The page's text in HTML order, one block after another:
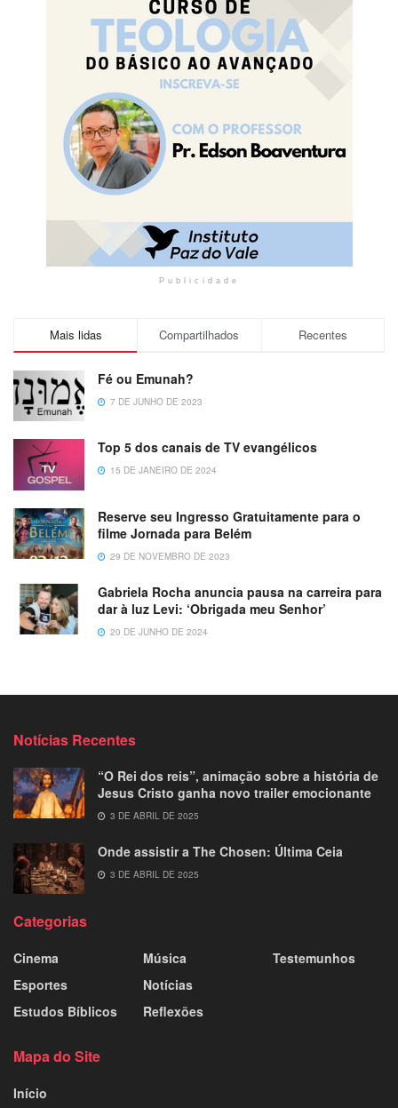
Publicidade
Mais lidas Compartilhados Recentes
Fé ou Emunah?
7 DE JUNHO DE 2023
Top 5 dos canais de TV evangélicos
15 DE JANEIRO DE 2024
Reserve seu Ingresso Gratuitamente para o
filme Jornada para Belém
29 DE NOVEMBRO DE 2023
Gabriela Rocha anuncia pausa na carreira para
dar à luz Levi: ‘Obrigada meu Senhor’
20 DE JUNHO DE 2024
Notícias Recentes
“O Rei dos reis”, animação sobre a história de
Jesus Cristo ganha novo trailer emocionante
3 DE ABRIL DE 2025
Onde assistir a The Chosen: Última Ceia
3 DE ABRIL DE 2025
Categorias
Cinema
Esportes
Estudos Bíblicos
Música
Notícias
Reflexões
Testemunhos
Mapa do Site
Início